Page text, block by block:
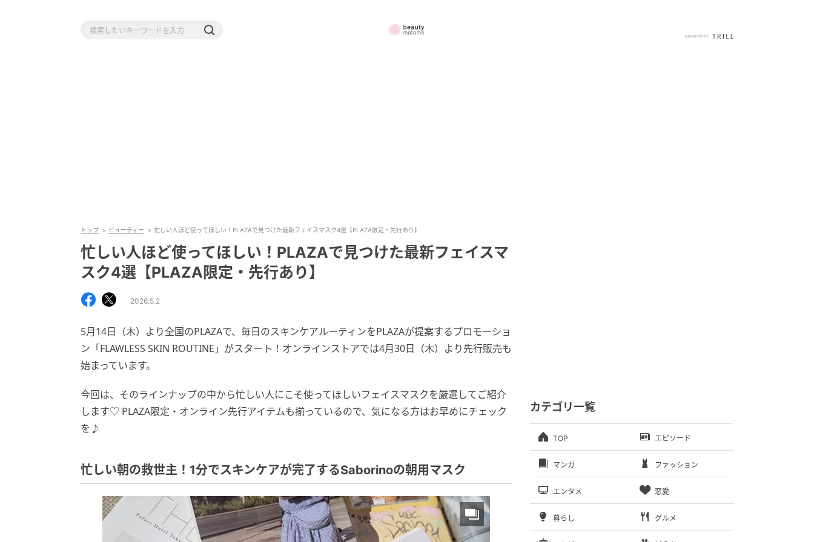
トップ ビューティー 忙しい人ほど使ってほしい！PLAZAで見つけた最新フェイスマスク4選【PLAZA限定・先行あり】
忙しい人ほど使ってほしい！PLAZAで見つけた最新フェイスマ
スク4選【PLAZA限定・先行あり】
2026.5.2
5月14日（木）より全国のPLAZAで、毎日のスキンケアルーティンをPLAZAが提案するプロモーショ
ン「FLAWLESS SKIN ROUTINE」がスタート！オンラインストアでは4月30日（木）より先行販売も
始まっています。
今回は、そのラインナップの中から忙しい人にこそ使ってほしいフェイスマスクを厳選してご紹介
します♡ PLAZA限定・オンライン先行アイテムも揃っているので、気になる方はお早めにチェック
を♪
忙しい朝の救世主！1分でスキンケアが完了するSaborinoの朝用マスク
カテゴリ一覧
TOP エピソード
マンガ ファッション
エンタメ 恋愛
暮らし グルメ